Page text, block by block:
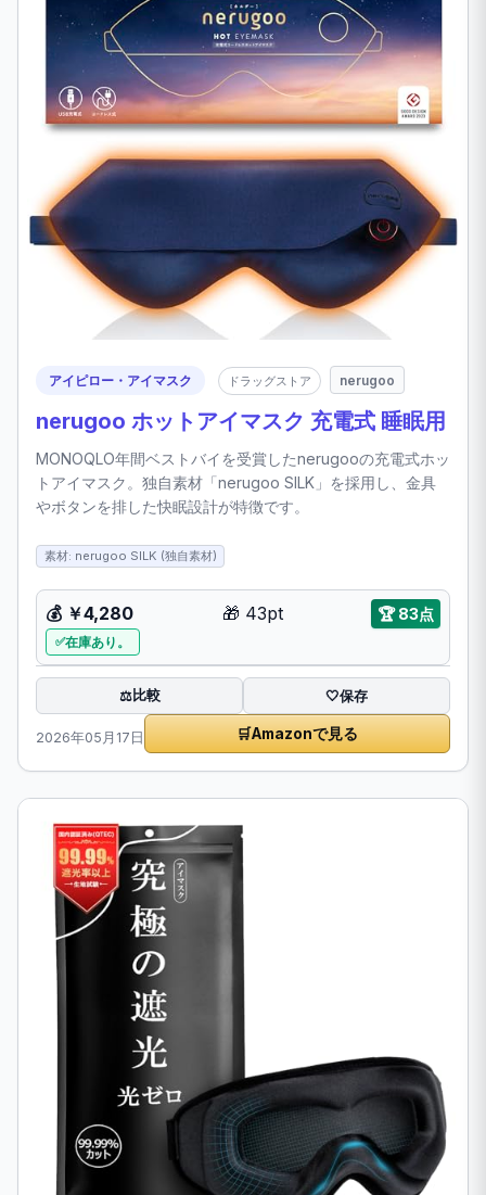
アイピロー・アイマスク ドラッグストア nerugoo
nerugoo ホットアイマスク 充電式 睡眠用
MONOQLO年間ベストバイを受賞したnerugooの充電式ホッ
トアイマスク。独自素材「nerugoo SILK」を採用し、金具
やボタンを排した快眠設計が特徴です。
素材: nerugoo SILK (独自素材)
💰 ￥4,280 🎁 43pt 🏆83点
在庫あり。
⚖️比較 🤍保存
2026年05月17日 🛒Amazonで見る